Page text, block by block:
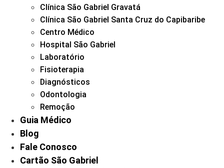
Clínica São Gabriel Gravatá
Clínica São Gabriel Santa Cruz do Capibaribe
Centro Médico
Hospital São Gabriel
Laboratório
Fisioterapia
Diagnósticos
Odontologia
Remoção
Guia Médico
Blog
Fale Conosco
Cartão São Gabriel